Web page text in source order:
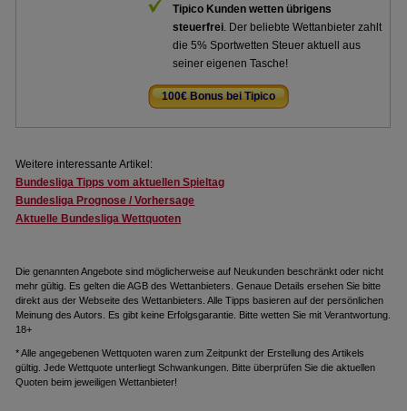
Tipico Kunden wetten übrigens
steuerfrei. Der beliebte Wettanbieter zahlt
die 5% Sportwetten Steuer aktuell aus
seiner eigenen Tasche!
100€ Bonus bei Tipico
Weitere interessante Artikel:
Bundesliga Tipps vom aktuellen Spieltag
Bundesliga Prognose / Vorhersage
Aktuelle Bundesliga Wettquoten
Die genannten Angebote sind möglicherweise auf Neukunden beschränkt oder nicht
mehr gültig. Es gelten die AGB des Wettanbieters. Genaue Details ersehen Sie bitte
direkt aus der Webseite des Wettanbieters. Alle Tipps basieren auf der persönlichen
Meinung des Autors. Es gibt keine Erfolgsgarantie. Bitte wetten Sie mit Verantwortung.
18+
* Alle angegebenen Wettquoten waren zum Zeitpunkt der Erstellung des Artikels
gültig. Jede Wettquote unterliegt Schwankungen. Bitte überprüfen Sie die aktuellen
Quoten beim jeweiligen Wettanbieter!